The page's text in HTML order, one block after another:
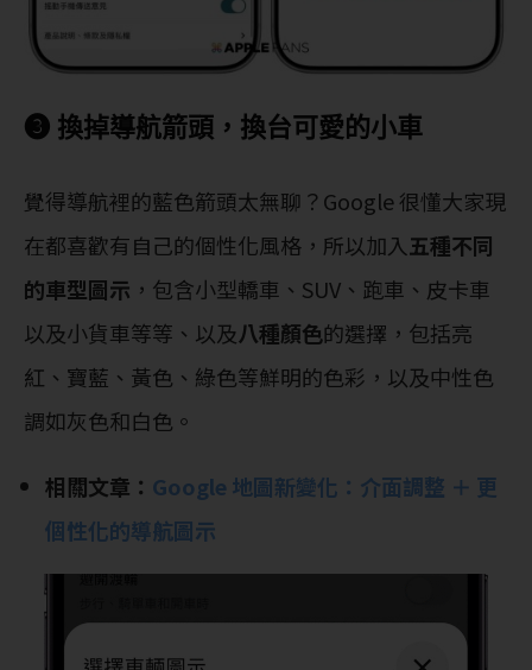
❸ 換掉導航箭頭，換台可愛的小車
覺得導航裡的藍色箭頭太無聊？Google 很懂大家現
在都喜歡有自己的個性化風格，所以加入五種不同
的車型圖示 ，包含小型轎車、SUV、跑車、皮卡車
以及小貨車等等、以及八種顏色的選擇，包括亮
紅、寶藍、黃色、綠色等鮮明的色彩，以及中性色
調如灰色和白色。
相關文章： Google 地圖新變化：介面調整 ＋ 更
個性化的導航圖示